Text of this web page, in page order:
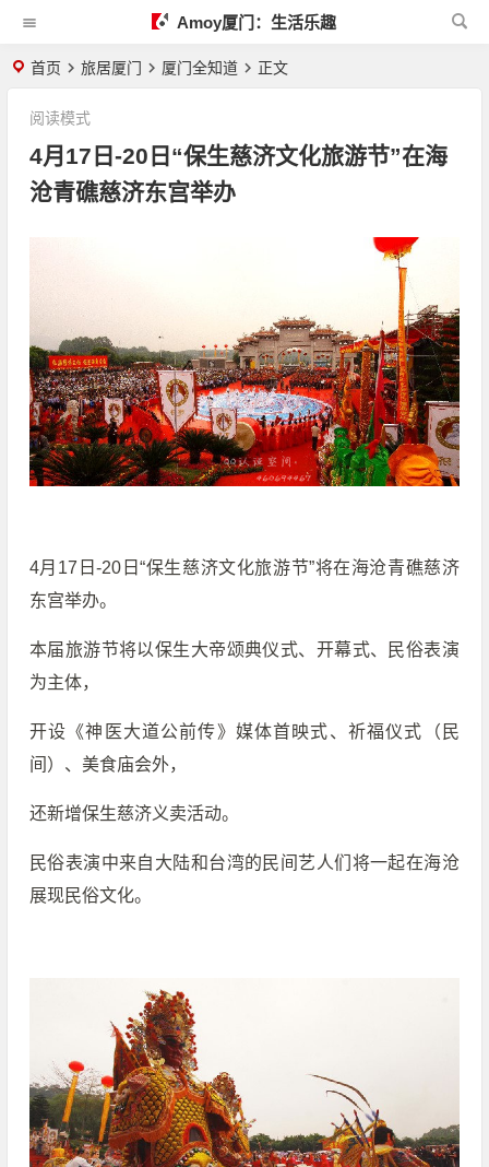
Amoy厦门：生活乐趣
首页 旅居厦门 厦门全知道 正文
4月17日-20日“保生慈济文化旅游节”在海
沧青礁慈济东宫举办
阅读模式
4月17日-20日“保生慈济文化旅游节”将在海沧青礁慈济
东宫举办。
本届旅游节将以保生大帝颂典仪式、开幕式、民俗表演
为主体，
开设《神医大道公前传》媒体首映式、祈福仪式（民
间）、美食庙会外，
还新增保生慈济义卖活动。
民俗表演中来自大陆和台湾的民间艺人们将一起在海沧
展现民俗文化。